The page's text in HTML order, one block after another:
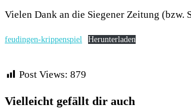
Vielen Dank an die Siegener Zeitung
feudingen-krippenspiel Herunterladen
Post Views: 879
Vielleicht gefällt dir auch